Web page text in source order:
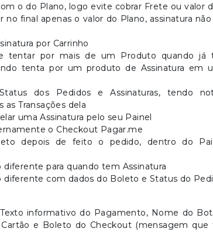
o do Plano, logo evite cobrar Frete ou valor
no final apenas o valor do Plano, assinatura
por Carrinho
tentar por mais de um Produto quando já
tenta por um produto de Assinatura em
dos Pedidos e Assinaturas, tendo
as Transações dela
uma Assinatura pelo seu Painel
o Checkout Pagar.me
depois de feito o pedido, dentro do
diferente para quando tem Assinatura
diferente com dados do Boleto e Status do
informativo do Pagamento, Nome do
e Boleto do Checkout (mensagem